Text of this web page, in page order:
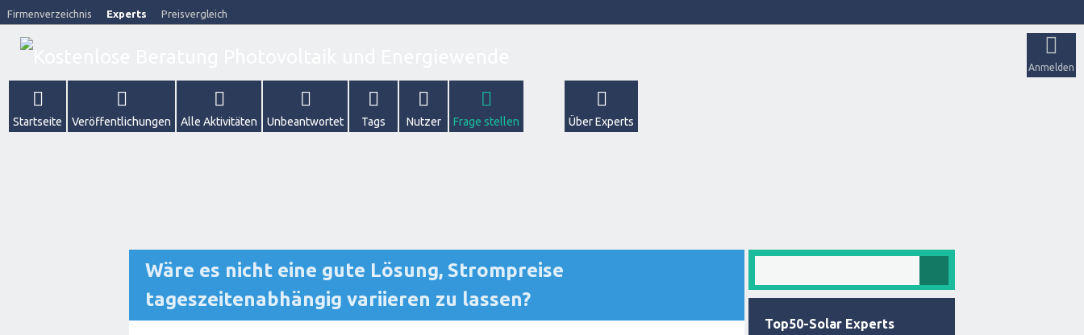
Firmenverzeichnis Experts Preisvergleich
Anmelden
Startseite Veröffentlichungen Alle Aktivitäten Unbeantwortet Tags Nutzer Frage stellen Über Experts
Wäre es nicht eine gute Lösung, Strompreise
tageszeitenabhängig variieren zu lassen?
Top50-Solar Experts